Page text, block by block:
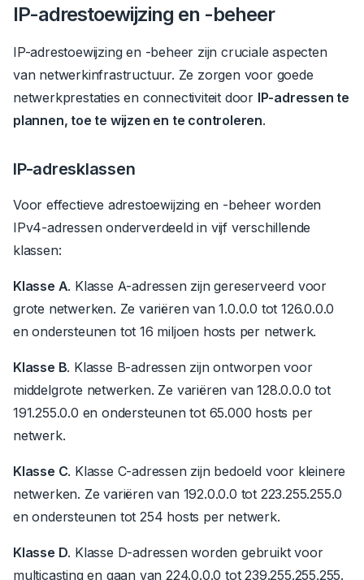
IP-adrestoewijzing en -beheer
IP-adrestoewijzing en -beheer zijn cruciale aspecten
van netwerkinfrastructuur. Ze zorgen voor goede
netwerkprestaties en connectiviteit door IP-adressen te
plannen, toe te wijzen en te controleren.
IP-adresklassen
Voor effectieve adrestoewijzing en -beheer worden
IPv4-adressen onderverdeeld in vijf verschillende
klassen:
Klasse A. Klasse A-adressen zijn gereserveerd voor
grote netwerken. Ze variëren van 1.0.0.0 tot 126.0.0.0
en ondersteunen tot 16 miljoen hosts per netwerk.
Klasse B. Klasse B-adressen zijn ontworpen voor
middelgrote netwerken. Ze variëren van 128.0.0.0 tot
191.255.0.0 en ondersteunen tot 65.000 hosts per
netwerk.
Klasse C. Klasse C-adressen zijn bedoeld voor kleinere
netwerken. Ze variëren van 192.0.0.0 tot 223.255.255.0
en ondersteunen tot 254 hosts per netwerk.
Klasse D. Klasse D-adressen worden gebruikt voor
multicasting en gaan van 224.0.0.0 tot 239.255.255.255.